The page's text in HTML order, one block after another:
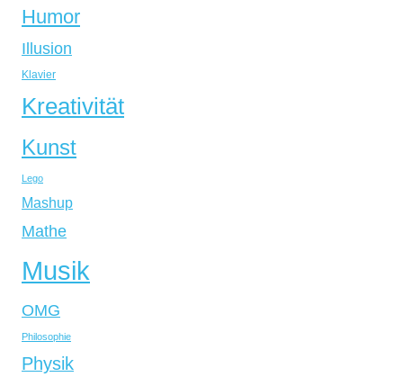
Humor
Illusion
Klavier
Kreativität
Kunst
Lego
Mashup
Mathe
Musik
OMG
Philosophie
Physik